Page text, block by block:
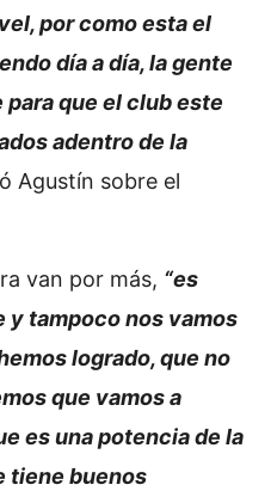
por como esta el
día a día, la gente
que el club este
adentro de la
Agustín sobre el
van por más, “es
y tampoco nos vamos
logrado, que no
que vamos a
es una potencia de la
tiene buenos